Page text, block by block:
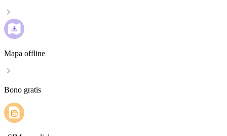
Mapa offline
Bono gratis